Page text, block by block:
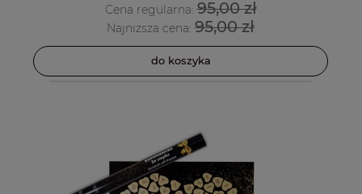
Cena regularna:95,00 zł
Najniższa cena: 95,00 zł
do koszyka